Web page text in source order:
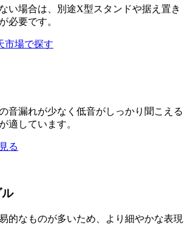
い場合は、別途X型スタンドや据え置き
必要です。
市場で探す
音漏れが少なく低音がしっかり聞こえる
適しています。
る
的なものが多いため、より細やかな表現